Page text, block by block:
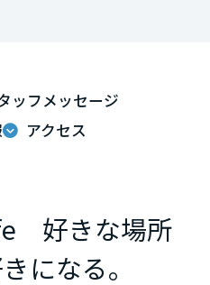
をご検討の方
築実例、注目の最新情報など、住
ッフメッセージ
アクセス
好きな場所
になる。